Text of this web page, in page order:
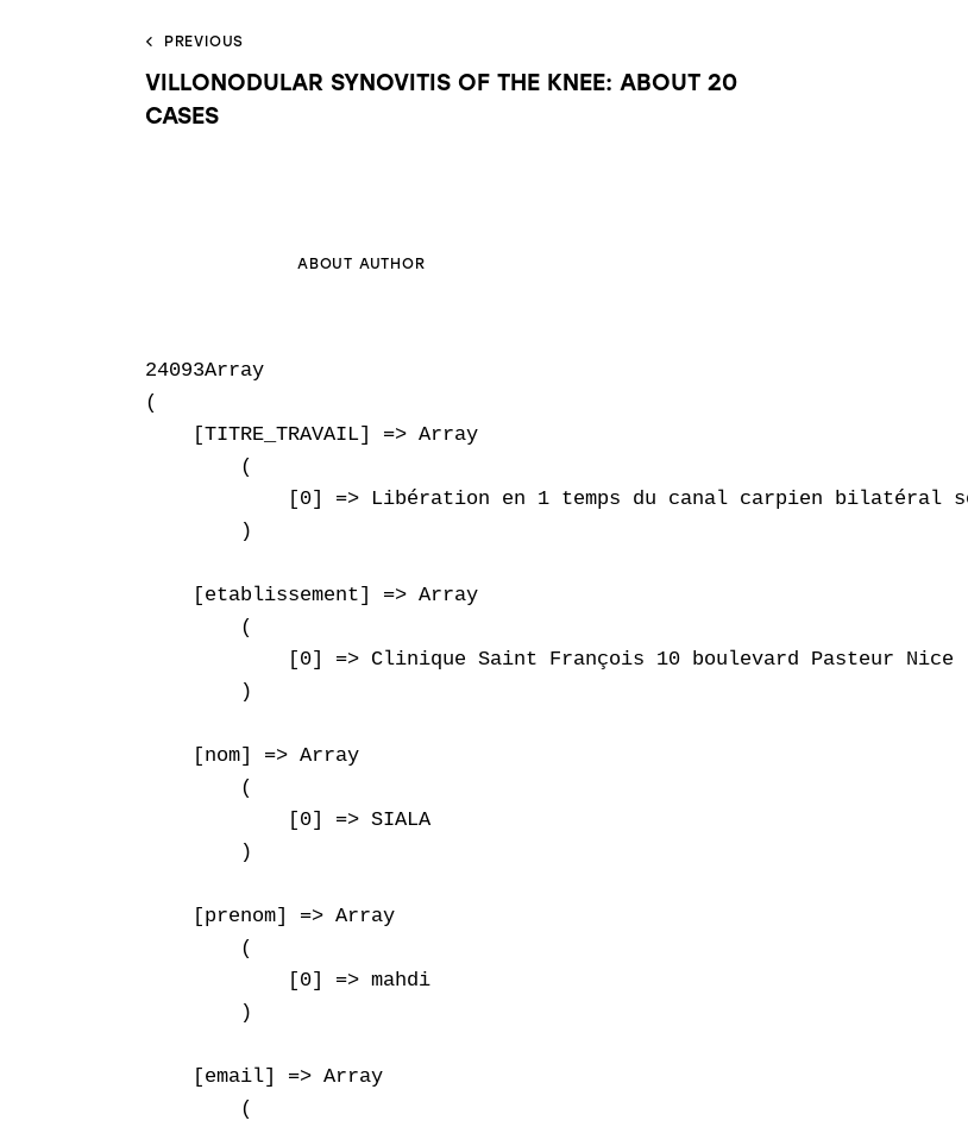
PREVIOUS
VILLONODULAR SYNOVITIS OF THE KNEE: ABOUT 20
CASES
ABOUT AUTHOR
24093Array
(
    [TITRE_TRAVAIL] => Array
        (
[0] => Libération en 1 temps du canal carpien bilatéral
        )
    [etablissement] => Array
        (
            [0] => Clinique Saint François 10 boulevard Pasteur Nice
        )
    [nom] => Array
        (
            [0] => SIALA
        )
    [prenom] => Array
        (
            [0] => mahdi
        )
    [email] => Array
        (